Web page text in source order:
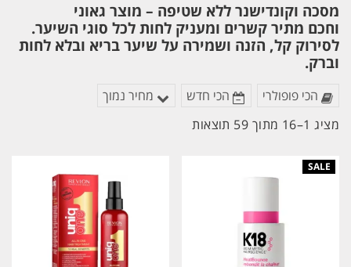
מסכה וקונדישנר ללא שטיפה – מוצר גאוני
וחכם מתיר קשרים ומעניק לחות לכל סוגי השיער.
לסירוק קל, הזנה ושמירה על שיער בריא ובלא לחות
וברק.
הכי פופולרי הכי חדש
מחיר נמוך
מציג 1–16 מתוך 59 תוצאות
ממוין